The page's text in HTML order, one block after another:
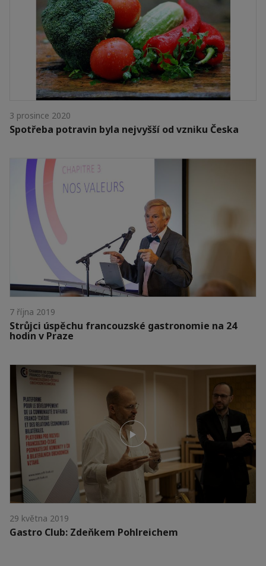
3 prosince 2020
Spotřeba potravin byla nejvyšší od vzniku Česka
7 října 2019
Strůjci úspěchu francouzské gastronomie na 24
hodin v Praze
29 května 2019
Gastro Club: Zdeňkem Pohlreichem